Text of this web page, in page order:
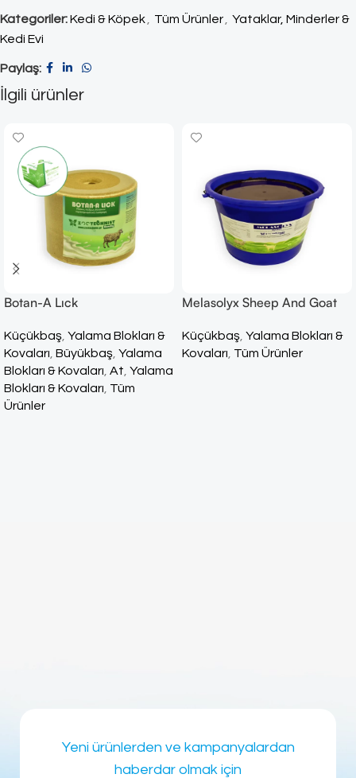
Kategoriler:Kedi & Köpek Tüm Ürünler
Yataklar, Minderler &
Kedi Evi
Paylaş:
İlgili ürünler
Botan-A Lıck
Küçükbaş Yalama Blokları &
Kovaları Büyükbaş Yalama
Blokları & Kovaları At Yalama
Blokları & Kovaları Tüm
Ürünler
Melasolyx Sheep And Goat
Küçükbaş Yalama Blokları &
Kovaları Tüm Ürünler
Yeni ürünlerden ve kampanyalardan
haberdar olmak için